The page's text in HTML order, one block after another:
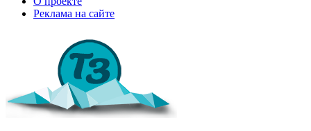
Реклама на сайте